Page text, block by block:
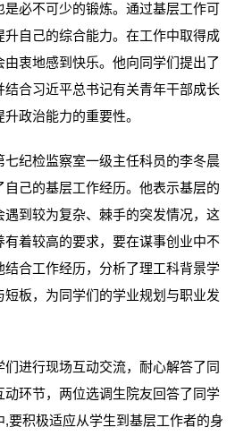
必不可少的锻炼。通过基层工作可
自己的综合能力。在工作中取得成
衷地感到快乐。他向同学们提出了
合习近平总书记有关青年干部成长
政治能力的重要性。
纪检监察室一级主任科员的李冬晨
己的基层工作经历。他表示基层的
到较为复杂、棘手的突发情况，这
着较高的要求，要在谋事创业中不
结合工作经历，分析了理工科背景学
板，为同学们的学业规划与职业发
进行现场互动交流，耐心解答了同
环节，两位选调生院友回答了同学
要积极适应从学生到基层工作者的身